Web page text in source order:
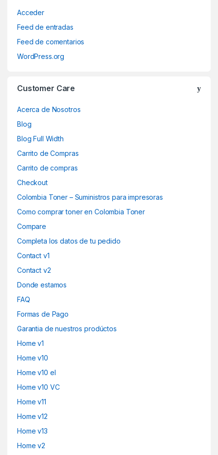
Acceder
Feed de entradas
Feed de comentarios
WordPress.org
Customer Care
Acerca de Nosotros
Blog
Blog Full Width
Carrito de Compras
Carrito de compras
Checkout
Colombia Toner – Suministros para impresoras
Como comprar toner en Colombia Toner
Compare
Completa los datos de tu pedido
Contact v1
Contact v2
Donde estamos
FAQ
Formas de Pago
Garantia de nuestros prodúctos
Home v1
Home v10
Home v10 el
Home v10 VC
Home v11
Home v12
Home v13
Home v2